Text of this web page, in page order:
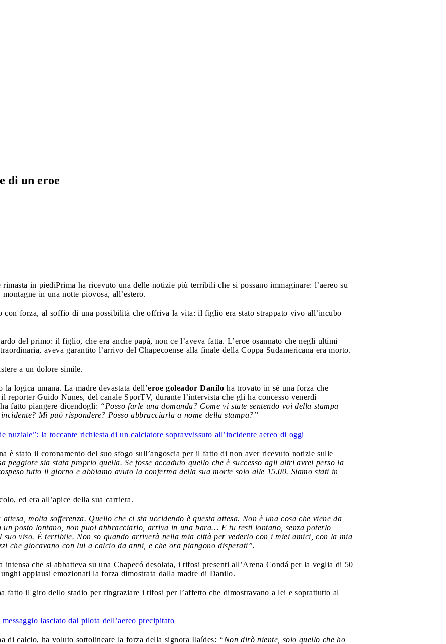
di un eroe
rimasta in piediPrima ha ricevuto una delle notizie più terribili che si possano immaginare: l’aereo su
in una notte piovosa, all’estero.
con forza, al soffio di una possibilità che offriva la vita: il figlio era stato strappato vivo all’incubo
del primo: il figlio, che era anche papà, non ce l’aveva fatta. L’eroe osannato che negli ultimi
aveva garantito l’arrivo del Chapecoense alla finale della Coppa Sudamericana era morto.
a un dolore simile.
la logica umana. La madre devastata dell’eroe goleador Danilo ha trovato in sé una forza che
reporter Guido Nunes, del canale SporTV, durante l’intervista che gli ha concesso venerdì
fatto piangere dicendogli: “Posso farle una domanda? Come vi state sentendo voi della stampa
Mi può rispondere? Posso abbracciarla a nome della stampa?”
nuziale”: la toccante richiesta di un calciatore sopravvissuto all’incidente aereo di oggi
è stato il coronamento del suo sfogo sull’angoscia per il fatto di non aver ricevuto notizie sulle
peggiore sia stata proprio quella. Se fosse accaduto quello che è successo agli altri avrei perso la
tutto il giorno e abbiamo avuto la conferma della sua morte solo alle 15.00. Siamo stati in
ed era all’apice della sua carriera.
molta sofferenza. Quello che ci sta uccidendo è questa attesa. Non è una cosa che viene da
un posto lontano, non puoi abbracciarlo, arriva in una bara… E tu resti lontano, senza poterlo
suo viso. È terribile. Non so quando arriverà nella mia città per vederlo con i miei amici, con la mia
che giocavano con lui a calcio da anni, e che ora piangono disperati”.
intensa che si abbatteva su una Chapecó desolata, i tifosi presenti all’Arena Condá per la veglia di 50
applausi emozionati la forza dimostrata dalla madre di Danilo.
fatto il giro dello stadio per ringraziare i tifosi per l’affetto che dimostravano a lei e soprattutto al
lasciato dal pilota dell’aereo precipitato
di calcio, ha voluto sottolineare la forza della signora Ilaídes: “Non dirò niente, solo quello che ho